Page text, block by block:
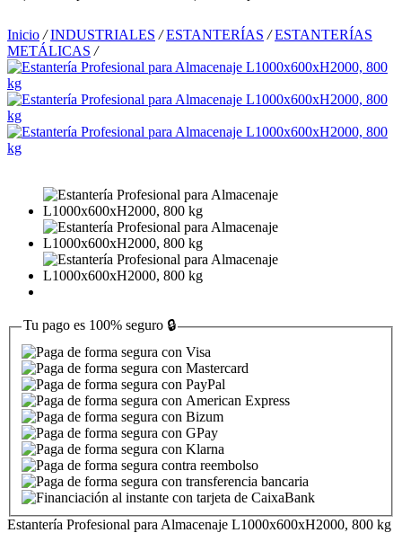
Inicio / INDUSTRIALES / ESTANTERÍAS / ESTANTERÍAS
METÁLICAS /
Tu pago es 100% seguro 🔒
Estantería Profesional para Almacenaje L1000x600xH2000, 800 kg